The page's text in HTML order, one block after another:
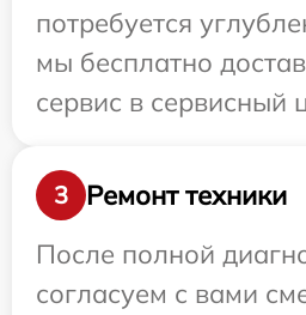
потребуется
мы бесплатно
сервис в сервисный
3
Ремонт техники
После полной
согласуем с вами